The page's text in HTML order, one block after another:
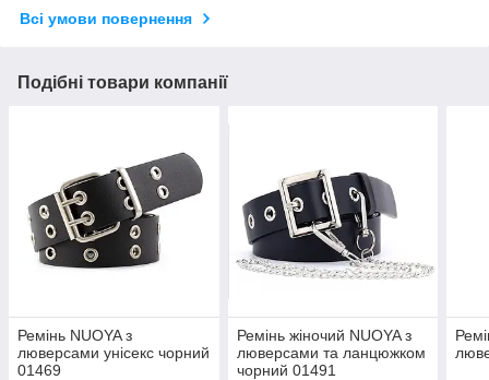
Всі умови повернення
Подібні товари компанії
Ремінь NUOYA з
люверсами унісекс чорний
01469
Ремінь жіночий NUOYA з
люверсами та ланцюжком
чорний 01491